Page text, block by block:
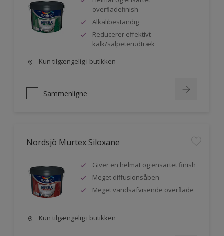
overﬂadeﬁnish
Alkalibestandig
Reducerer effektivt
kalk/salpeterudtræk
Kun tilgængelig i butikken
Sammenligne
Nordsjö Murtex Siloxane
Giver en helmat og ensartet finish
Meget diffusionsåben
Meget vandsafvisende overﬂade
Kun tilgængelig i butikken